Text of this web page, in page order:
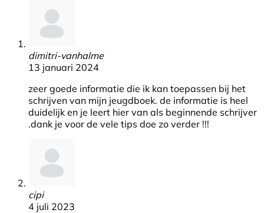
dimitri-vanhalme
13 januari 2024
zeer goede informatie die ik kan toepassen bij het
schrijven van mijn jeugdboek. de informatie is heel
duidelijk en je leert hier van als beginnende schrijver
.dank je voor de vele tips doe zo verder !!!
cipi
4 juli 2023